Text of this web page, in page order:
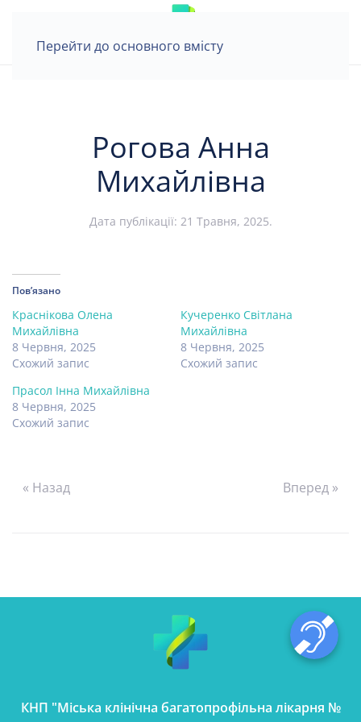
Перейти до основного вмісту
Рогова Анна
Михайлівна
Дата публікації: 21 Травня, 2025.
Пов’язано
Краснікова Олена
Михайлівна
8 Червня, 2025
Схожий запис
Кучеренко Світлана
Михайлівна
8 Червня, 2025
Схожий запис
Прасол Інна Михайлівна
8 Червня, 2025
Схожий запис
« Назад Вперед »
КНП "Міська клінічна багатопрофільна лікарня №